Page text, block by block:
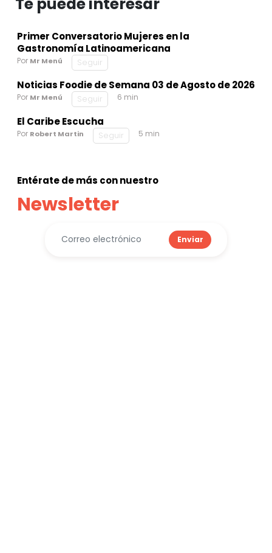
Primer Conversatorio Mujeres en la
Gastronomía Latinoamericana
Por Mr Menú Seguir
Noticias Foodie de Semana 03 de Agosto de 2026
Por Mr Menú Seguir 6 min
El Caribe Escucha
Por Robert Martin Seguir 5 min
Entérate de más con nuestro
Newsletter
Enviar